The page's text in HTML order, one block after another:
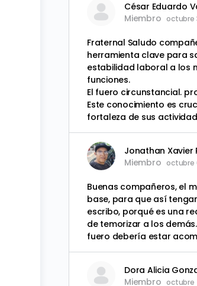
César Eduardo
Miembro octubre
Fraternal Saludo
herramienta clave para
estabilidad laboral a los
funciones.
El fuero circunstancial.
Este conocimiento es
fortaleza de sus
Jonathan Xavier
Miembro octubre
Buenas compañeros, el
base, para que así
escribo, porqué es una
de temorizar a los
fuero debería estar
Dora Alicia
Miembro octubre